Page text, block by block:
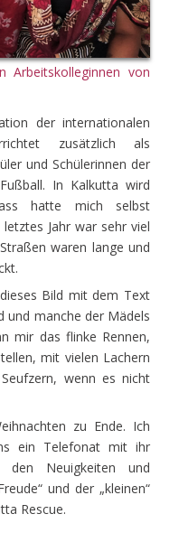
Arbeitskolleginnen von
der internationalen
zusätzlich als
und Schülerinnen der
In Kalkutta wird
hatte mich selbst
Jahr war sehr viel
waren lange und
Bild mit dem Text
und manche der Mädels
mir das flinke Rennen,
mit vielen Lachern
wenn es nicht
zu Ende. Ich
ein Telefonat mit ihr
den Neuigkeiten und
und der „kleinen“
Rescue.